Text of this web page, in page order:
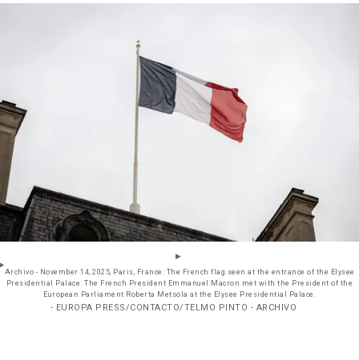
Archivo - November 14, 2025, Paris, France: The French flag seen at the entrance of the Elysee
Presidential Palace. The French President Emmanuel Macron met with the President of the
European Parliament Roberta Metsola at the Elysee Presidential Palace.
- EUROPA PRESS/CONTACTO/TELMO PINTO - ARCHIVO